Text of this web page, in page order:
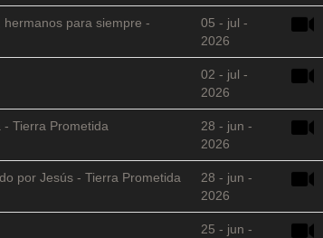
hermanos para siempre -
05 - jul -
2026
02 - jul -
2026
Tierra Prometida
28 - jun -
2026
por Jesús - Tierra Prometida
28 - jun -
2026
25 - jun -